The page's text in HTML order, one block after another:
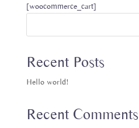
[woocommerce_cart]
Recent Posts
Hello world!
Recent Comments